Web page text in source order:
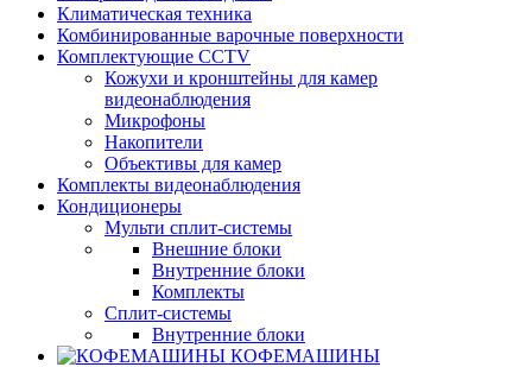
Климатическая техника
Комбинированные варочные поверхности
Комплектующие CCTV
Кожухи и кронштейны для камер
видеонаблюдения
Микрофоны
Накопители
Объективы для камер
Комплекты видеонаблюдения
Кондиционеры
Мульти сплит-системы
Внешние блоки
Внутренние блоки
Комплекты
Сплит-системы
Внутренние блоки
КОФЕМАШИНЫ